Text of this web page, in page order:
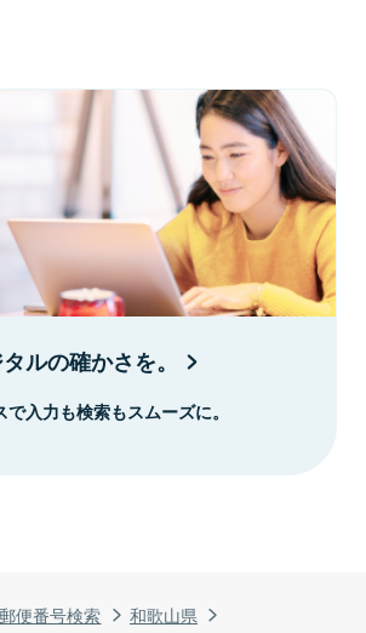
郵便番号検索
和歌山県
ルの確かさを。
入力も検索もスムーズに。